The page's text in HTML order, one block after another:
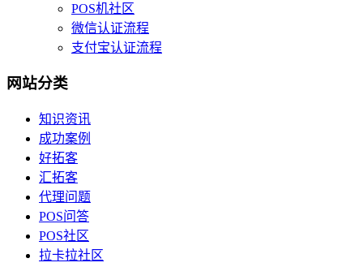
POS机社区
微信认证流程
支付宝认证流程
网站分类
知识资讯
成功案例
好拓客
汇拓客
代理问题
POS问答
POS社区
拉卡拉社区